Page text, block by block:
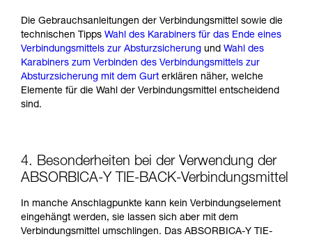
Die Gebrauchsanleitungen der Verbindungsmittel sowie die
technischen Tipps Wahl des Karabiners für das Ende eines
Verbindungsmittels zur Absturzsicherung und Wahl des
Karabiners zum Verbinden des Verbindungsmittels zur
Absturzsicherung mit dem Gurt erklären näher, welche
Elemente für die Wahl der Verbindungsmittel entscheidend
sind.
4. Besonderheiten bei der Verwendung der
ABSORBICA-Y TIE-BACK-Verbindungsmittel
In manche Anschlagpunkte kann kein Verbindungselement
eingehängt werden, sie lassen sich aber mit dem
Verbindungsmittel umschlingen. Das ABSORBICA-Y TIE-